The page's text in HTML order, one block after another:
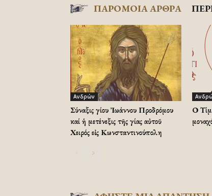
ΠΑΡΟΜΟΙΑ ΑΡΘΡΑ
Ανδρών
Σύναξις Ἁγίου Ἰωάννου Προδρόμου
καί ἡ μετένεξις τῆς Ἁγίας αὐτοῦ
Χειρός εἰς Κωνσταντινούπολη
Ο